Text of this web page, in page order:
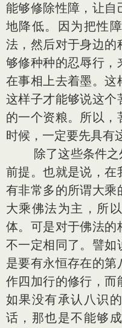
能够修除性障，让自
地降低。因为把性
法，然后对于身边的
够修种种的忍辱行，
在事相上去着墨。这
这样子才能够说这个
的一个资粮。所以，
时候，一定要先具有
除了这些条件之
前提。也就是说，在
有非常多的所谓大乘
大乘佛法为主，所
体。可是对于佛法的
不一定相同了。譬如
是要有永恒存在的
作四加行的修行，而
如果没有承认八识
话，那也是不能够